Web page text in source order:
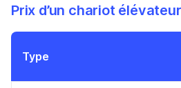
Prix d’un chariot
Type